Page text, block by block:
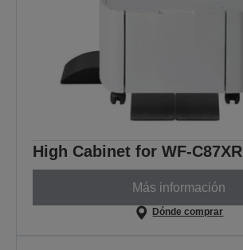
High Cabinet for WF-C87XR
Más información
Dónde comprar